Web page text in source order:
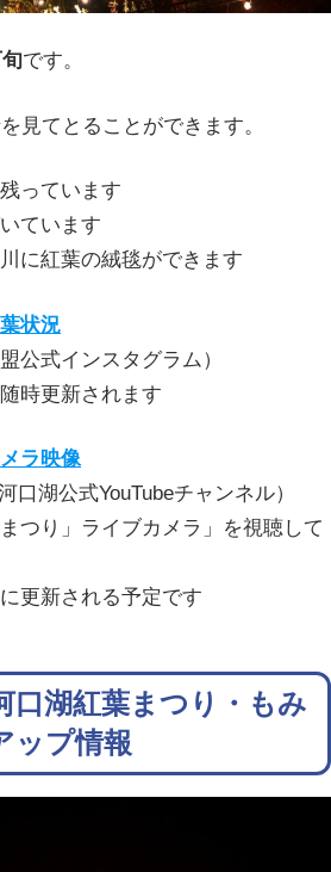
です。
見てとることができます。
っています
ています
に紅葉の絨毯ができます
状況
公式インスタグラム）
時更新されます
ラ映像
口湖公式YouTubeチャンネル）
つり」ライブカメラ」を視聴して
更新される予定です
口湖紅葉まつり・もみ
ップ情報